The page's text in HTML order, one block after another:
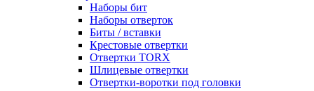
Наборы бит
Наборы отверток
Биты / вставки
Крестовые отвертки
Отвертки TORX
Шлицевые отвертки
Отвертки-воротки под головки